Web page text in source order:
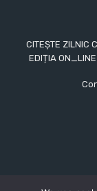
CITEȘTE ZILNIC
EDIȚIA